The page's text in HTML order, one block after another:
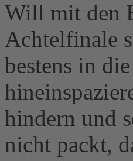
Will mit den
Achtelfinale
bestens in
hindern und
nicht packt,